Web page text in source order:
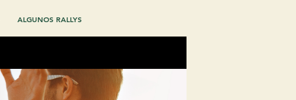
ALGUNOS RALLYS